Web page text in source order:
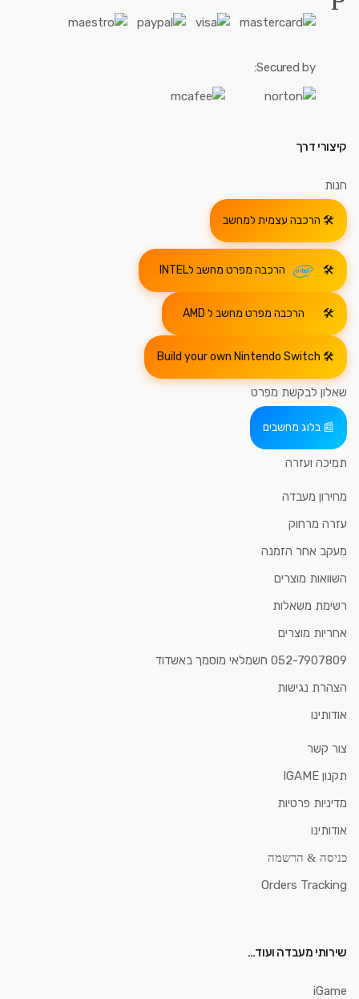
Secured by:
קיצורי דרך
חנות
הרכבה עצמית למחשב
הרכבה מפרט מחשב לINTEL
הרכבה מפרט מחשב ל AMD
Build your own Nintendo Switch
שאלון לבקשת מפרט
בלוג מחשבים
תמיכה ועזרה
מחירון מעבדה
עזרה מרחוק
מעקב אחר הזמנה
השוואות מוצרים
רשימת משאלות
אחריות מוצרים
052-7907809 חשמלאי מוסמך באשדוד
הצהרת נגישות
אודותינו
צור קשר
תקנון IGAME
מדיניות פרטיות
אודותינו
כניסה & הרשמה
Orders Tracking
שירותי מעבדה ועוד…
iGame